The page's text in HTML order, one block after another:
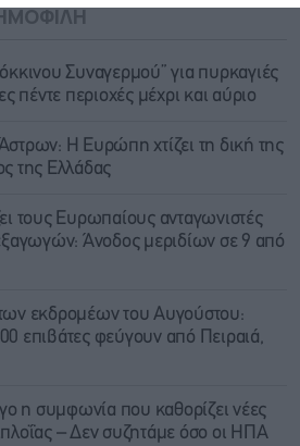
Συναγερμού” για πυρκαγιές
πέντε περιοχές μέχρι και αύριο
Η Ευρώπη χτίζει τη δική της
της Ελλάδας
τους Ευρωπαίους ανταγωνιστές
Άνοδος μεριδίων σε 9 από
εκδρομέων του Αυγούστου:
επιβάτες φεύγουν από Πειραιά,
η συμφωνία που καθορίζει νέες
– Δεν συζητάμε όσο οι ΗΠΑ